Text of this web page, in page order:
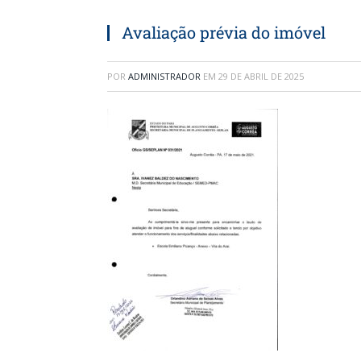
Avaliação prévia do imóvel
POR ADMINISTRADOR EM 29 DE ABRIL DE 2025